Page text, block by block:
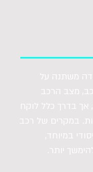
משתנה על
מצב הרכב
אך בדרך כלל לוקח
ל-10 שעות. במקרים של רכב
במיוחד,
יותר.